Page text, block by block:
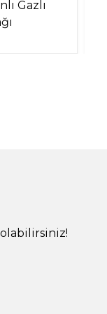
Gazlı